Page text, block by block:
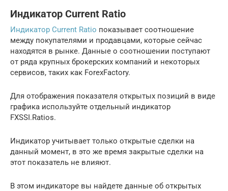
Индикатор Current Ratio
Индикатор Current Ratio показывает соотношение
между покупателями и продавцами, которые сейчас
находятся в рынке. Данные о соотношении поступают
от ряда крупных брокерских компаний и некоторых
сервисов, таких как ForexFactory.
Для отображения показателя открытых позиций в виде
графика используйте отдельный индикатор
FXSSI.Ratios.
Индикатор учитывает только открытые сделки на
данный момент, в это же время закрытые сделки на
этот показатель не влияют.
В этом индикаторе вы найдете данные об открытых